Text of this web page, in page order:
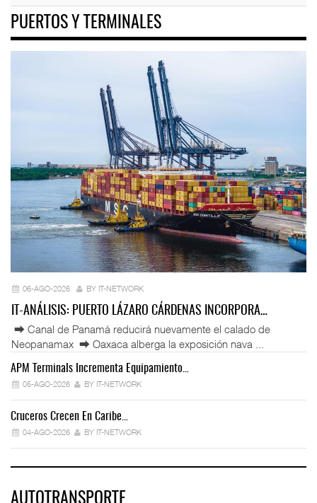
PUERTOS Y TERMINALES
06-AGO-2026 BY IT-NETWORK
IT-ANÁLISIS: PUERTO LÁZARO CÁRDENAS INCORPORA…
⮕ Canal de Panamá reducirá nuevamente el calado de
Neopanamax ⮕ Oaxaca alberga la exposición nava ...
APM Terminals Incrementa Equipamiento…
05-AGO-2026 BY IT-NETWORK
Cruceros Crecen En Caribe…
04-AGO-2026 BY IT-NETWORK
AUTOTRANSPORTE